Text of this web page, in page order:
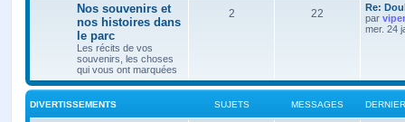
Nos souvenirs et
nos histoires dans
le parc
Les récits de vos
souvenirs, les choses
qui vous ont marquées
2 22
Re:
par
mer. 24
DIVERTISSEMENTS SUJETS MESSAGES